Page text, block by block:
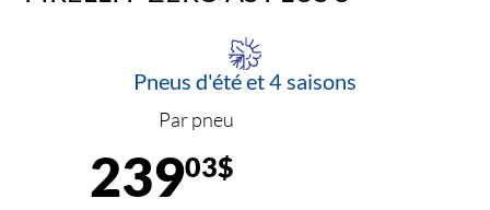
Pneus d'été et 4 saisons
Par pneu
23903$